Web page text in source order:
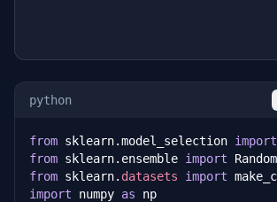
python
from sklearn.model_selection import
from sklearn.ensemble import
from sklearn. datasets import
import numpy as